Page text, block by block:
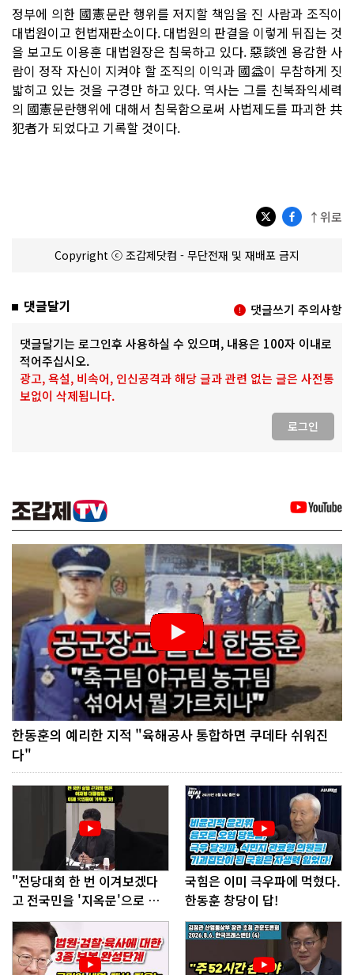
정부에 의한 國憲문란 행위를 저지할 책임을 진 사람과 조직이
대법원이고 헌법재판소이다. 대법원의 판결을 이렇게 뒤집는 것
을 보고도 이용훈 대법원장은 침묵하고 있다. 惡談엔 용감한 사
람이 정작 자신이 지켜야 할 조직의 이익과 國益이 무참하게 짓
밟히고 있는 것을 구경만 하고 있다. 역사는 그를 친북좌익세력
의 國憲문란행위에 대해서 침묵함으로써 사법제도를 파괴한 共
犯者가 되었다고 기록할 것이다.
↑위로
Copyright ⓒ 조갑제닷컴 - 무단전재 및 재배포 금지
댓글달기 댓글쓰기 주의사항
댓글달기는 로그인후 사용하실 수 있으며, 내용은 100자 이내로
적어주십시오.
광고, 욕설, 비속어, 인신공격과 해당 글과 관련 없는 글은 사전통
보없이 삭제됩니다.
로그인
한동훈의 예리한 지적 "육해공사 통합하면 쿠데타 쉬워진
다"
"전당대회 한 번 이겨보겠다
고 전국민을 '지옥문'으로 밀
어!"
국힘은 이미 극우파에 먹혔다.
한동훈 창당이 답!